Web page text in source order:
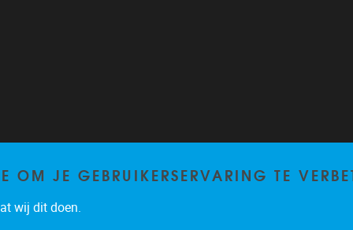
JE GEBRUIKERSERVARING TE
wij dit doen.